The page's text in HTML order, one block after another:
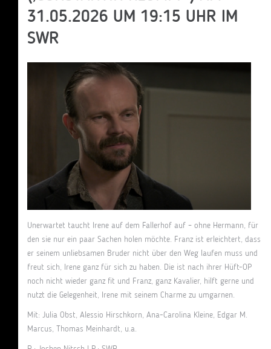
31.05.2026 UM 19:15 UHR IM
SWR
Unerwartet taucht Irene auf dem Fallerhof auf – ohne Hermann, für
den sie nur ein paar Sachen holen möchte. Franz ist erleichtert, dass
er seinem unliebsamen Bruder nicht über den Weg laufen muss und
freut sich, Irene ganz für sich zu haben. Die ist nach ihrer Hüft-OP
noch nicht wieder ganz fit und Franz, ganz Kavalier, hilft gerne und
nutzt die Gelegenheit, Irene mit seinem Charme zu umgarnen.
Mit: Julia Obst, Alessio Hirschkorn, Ana-Carolina Kleine, Edgar M.
Marcus, Thomas Meinhardt, u.a.